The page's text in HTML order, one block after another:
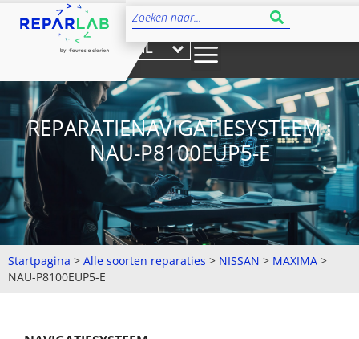
NL
REPARATIENAVIGATIESYSTEEM :
NAU-P8100EUP5-E
Startpagina > Alle soorten reparaties > NISSAN > MAXIMA >
NAU-P8100EUP5-E